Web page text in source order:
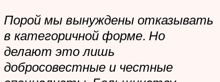
Порой мы вынуждены отказывать
в категоричной форме. Но
делают это лишь
добросовестные и честные